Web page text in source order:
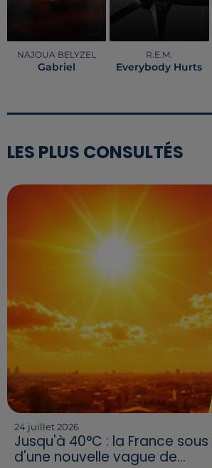
NAJOUA BELYZEL
Gabriel
R.E.M.
Everybody Hurts
LES PLUS CONSULTÉS
24 juillet 2026
Jusqu'à 40°C : la France
d'une nouvelle vague de...